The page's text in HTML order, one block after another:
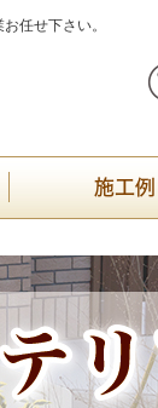
任せ下さい。
施工例